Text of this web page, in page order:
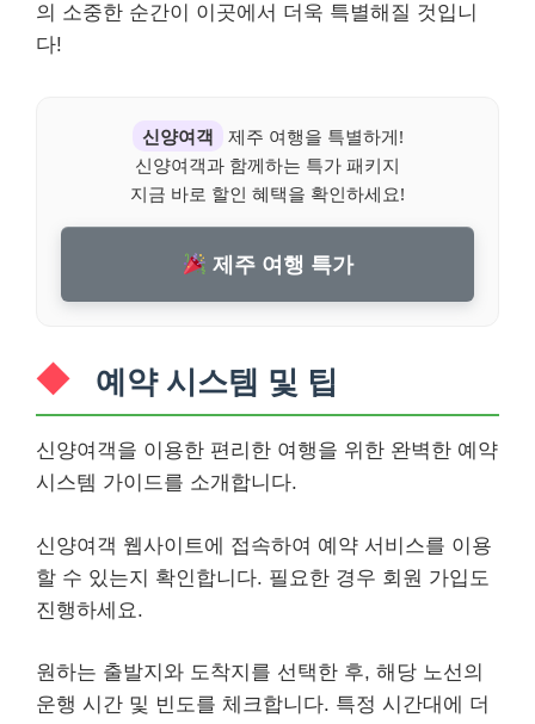
의 소중한 순간이 이곳에서 더욱 특별해질 것입니
다!
신양여객
제주 여행을 특별하게!
신양여객과 함께하는 특가 패키지
지금 바로 할인 혜택을 확인하세요!
제주 여행 특가
예약 시스템 및 팁
신양여객을 이용한 편리한 여행을 위한 완벽한 예약
시스템 가이드를 소개합니다.
신양여객 웹사이트에 접속하여 예약 서비스를 이용
할 수 있는지 확인합니다. 필요한 경우 회원 가입도
진행하세요.
원하는 출발지와 도착지를 선택한 후, 해당 노선의
운행 시간 및 빈도를 체크합니다. 특정 시간대에 더